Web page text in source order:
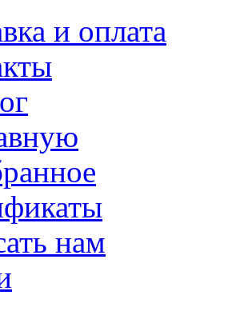
и оплата
нам